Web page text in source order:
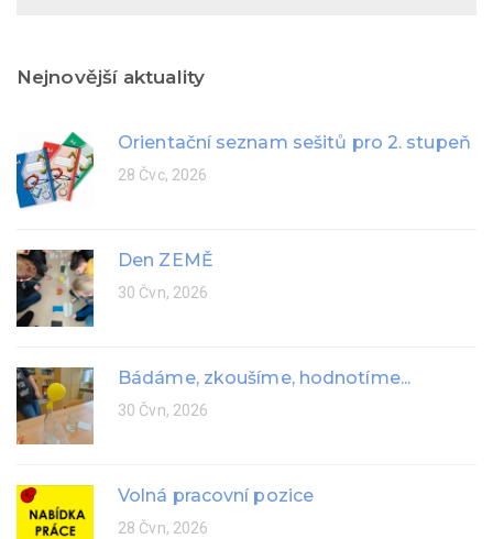
Nejnovější aktuality
Orientační seznam sešitů pro 2. stupeň
28 Čvc, 2026
Den ZEMĚ
30 Čvn, 2026
Bádáme, zkoušíme, hodnotíme...
30 Čvn, 2026
Volná pracovní pozice
28 Čvn, 2026